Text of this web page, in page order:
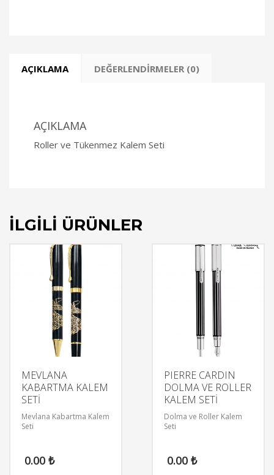
AÇIKLAMA DEĞERLENDIRMELER (0)
AÇIKLAMA
Roller ve Tükenmez Kalem Seti
İLGILI ÜRÜNLER
MEVLANA
KABARTMA KALEM
SETİ
Mevlana Kabartma Kalem
Seti
0.00 ₺
PIERRE CARDIN
DOLMA VE ROLLER
KALEM SETİ
Dolma ve Roller Kalem
Seti
0.00 ₺